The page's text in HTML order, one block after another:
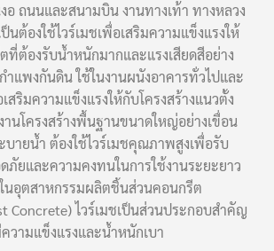
อ ถนนและสนามบิน งานทางเท้า ทางหลวง
นต้องใช้ไวร์เมชเพื่อเสริมความแข็งแรงให้
ที่ต้องรับน้ำหนักมากและแรงเสียดสีอย่าง
ำแพงกันดิน ใช้ในงานผนังอาคารทั่วไปและ
สริมความแข็งแรงให้กับโครงสร้างแนวตั้ง
านโครงสร้างพื้นฐานขนาดใหญ่อย่างเขื่อน
บายน้ำ ต้องใช้ไวร์เมชคุณภาพสูงเพื่อรับ
ยและความคงทนในการใช้งานระยะยาว
นอุตสาหกรรมผลิตชิ้นส่วนคอนกรีต
Concrete) ไวร์เมชเป็นส่วนประกอบสำคัญ
วามแข็งแรงและน้ำหนักเบา